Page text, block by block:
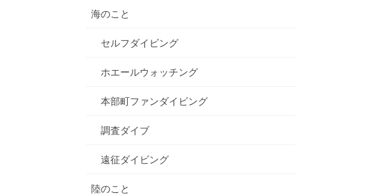
海のこと
セルフダイビング
ホエールウォッチング
本部町ファンダイビング
調査ダイブ
遠征ダイビング
陸のこと